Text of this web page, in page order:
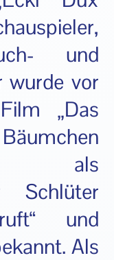
und
wurde vor
„Das
als
Schlüter
und
Als